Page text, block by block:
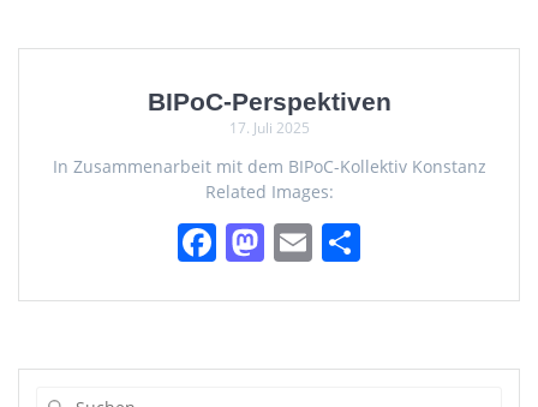
BIPoC-Perspektiven
17. Juli 2025
In Zusammenarbeit mit dem BIPoC-Kollektiv Konstanz
Related Images:
F
c
e
M
st
o
E
ai
l
le
n